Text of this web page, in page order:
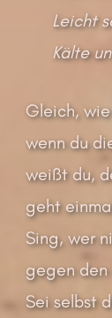
Leicht
Kälte
Gleich,
wenn du
weißt du,
geht
Sing, wer
gegen den
Sei selbst